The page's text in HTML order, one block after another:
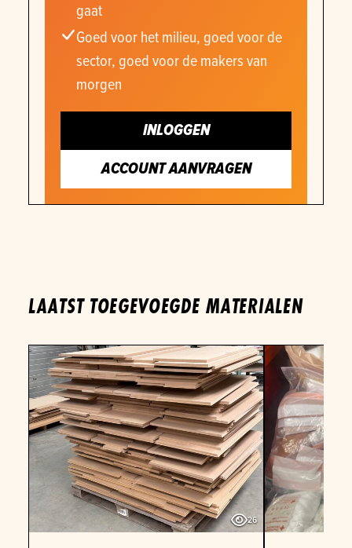
gaat
Goed voor het milieu, goed voor de
sector, goed voor de makers van
morgen
INLOGGEN
ACCOUNT AANVRAGEN
LAATST TOEGEVOEGDE MATERIALEN
26